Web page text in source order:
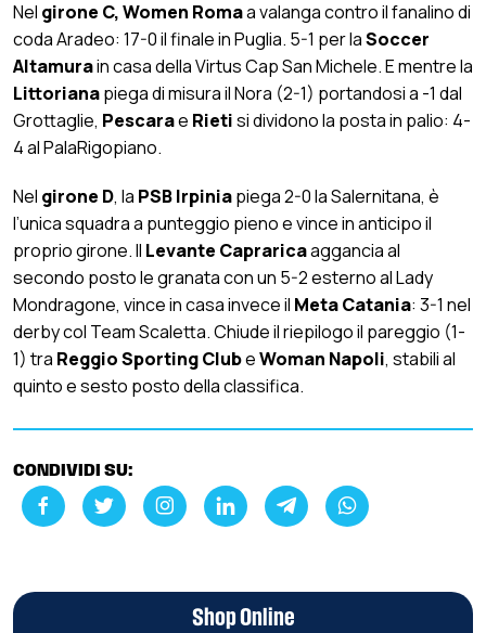
Nel girone C,Women Romaa valanga contro il fanalino di
coda Aradeo: 17-0 il finale in Puglia. 5-1 per laSoccer
Altamurain casa della Virtus Cap San Michele. E mentre la
Littorianapiega di misura il Nora (2-1) portandosi a -1 dal
Grottaglie, Pescarae Rietisi dividono la posta in palio: 4-
4 al PalaRigopiano.
Nel girone D, la PSB Irpiniapiega 2-0 la Salernitana, è
l’unica squadra a punteggio pieno e vince in anticipo il
proprio girone. Il Levante Capraricaaggancia al
secondo posto le granata con un 5-2 esterno al Lady
Mondragone, vince in casa invece il Meta Catania: 3-1 nel
derby col Team Scaletta. Chiude il riepilogo il pareggio (1-
1) tra Reggio Sporting ClubeWoman Napoli, stabili al
quinto e sesto posto della classifica.
CONDIVIDI SU:
Shop Online